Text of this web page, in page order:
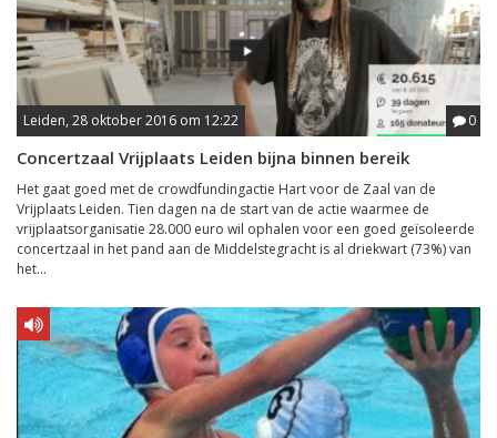
Leiden, 28 oktober 2016 om 12:22 0
Concertzaal Vrijplaats Leiden bijna binnen bereik
Het gaat goed met de crowdfundingactie Hart voor de Zaal van de
Vrijplaats Leiden. Tien dagen na de start van de actie waarmee de
vrijplaatsorganisatie 28.000 euro wil ophalen voor een goed geïsoleerde
concertzaal in het pand aan de Middelstegracht is al driekwart (73%) van
het...